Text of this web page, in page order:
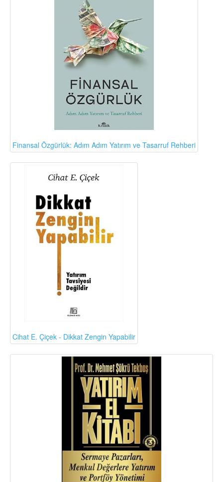
Finansal Özgürlük: Adım Adım Yatırım ve Tasarruf Rehberi
Cihat E. Çiçek - Dikkat Zengin Yapabilir